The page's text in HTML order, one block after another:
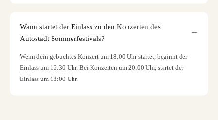
Wann startet der Einlass zu den Konzerten des
Autostadt Sommerfestivals?
Wenn dein gebuchtes Konzert um 18:00 Uhr startet, beginnt der
Einlass um 16:30 Uhr. Bei Konzerten um 20:00 Uhr, startet der
Einlass um 18:00 Uhr.